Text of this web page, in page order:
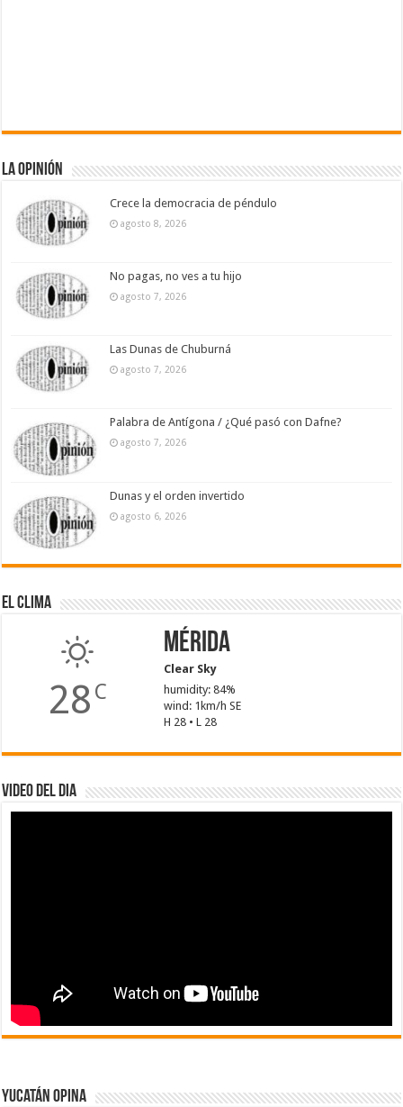
La Opinión
Crece la democracia de péndulo
agosto 8, 2026
No pagas, no ves a tu hijo
agosto 7, 2026
Las Dunas de Chuburná
agosto 7, 2026
Palabra de Antígona / ¿Qué pasó con Dafne?
agosto 7, 2026
Dunas y el orden invertido
agosto 6, 2026
El Clima
28 C
Mérida
Clear Sky
humidity: 84%
wind: 1km/h SE
H 28 • L 28
Video del dia
Yucatán Opina